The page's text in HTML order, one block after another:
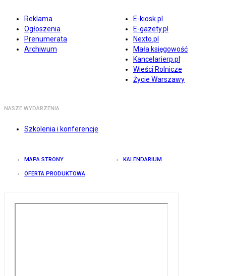
Reklama
Ogłoszenia
Prenumerata
Archiwum
E-kiosk.pl
E-gazety.pl
Nexto.pl
Mała księgowość
Kancelarierp.pl
Wieści Rolnicze
Życie Warszawy
NASZE WYDARZENIA
Szkolenia i konferencje
MAPA STRONY KALENDARIUM
OFERTA PRODUKTOWA